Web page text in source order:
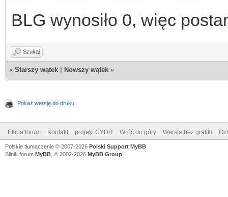
BLG wynosiło 0, więc
Szukaj
« Starszy wątek Nowszy wątek »
Pokaż wersję do druku
Ekipa forum Kontakt projekt CYDR Wróć do góry Wersja bez grafiki
Polskie tłumaczenie © 2007-2026 Polski Support MyBB
Silnik forum MyBB , © 2002-2026 MyBB Group